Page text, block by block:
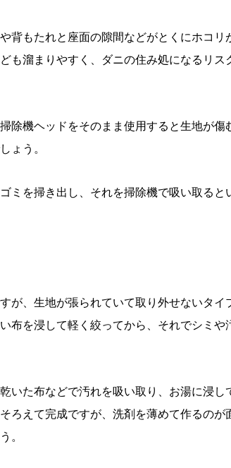
背もたれと座面の隙間などがとくにホコリ
も溜まりやすく、ダニの住み処になるリス
除機ヘッドをそのまま使用すると生地が傷
ょう。
ミを掃き出し、それを掃除機で吸い取ると
が、生地が張られていて取り外せないタイ
布を浸して軽く絞ってから、それでシミや
いた布などで汚れを吸い取り、お湯に浸し
ろえて完成ですが、洗剤を薄めて作るのが
。